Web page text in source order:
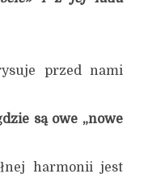
przed nami
są owe „nowe
harmonii jest